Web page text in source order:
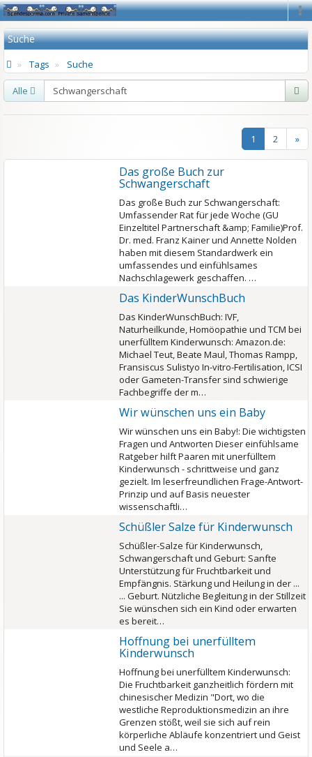
Suche
Tags Suche
Alle
1 2 »
Das große Buch zur
Schwangerschaft
Das große Buch zur Schwangerschaft:
Umfassender Rat für jede Woche (GU
Einzeltitel Partnerschaft &amp; Familie)Prof.
Dr. med. Franz Kainer und Annette Nolden
haben mit diesem Standardwerk ein
umfassendes und einfühlsames
Nachschlagewerk geschaffen. …
Das KinderWunschBuch
Das KinderWunschBuch: IVF,
Naturheilkunde, Homöopathie und TCM bei
unerfülltem Kinderwunsch: Amazon.de:
Michael Teut, Beate Maul, Thomas Rampp,
Fransiscus Sulistyo In-vitro-Fertilisation, ICSI
oder Gameten-Transfer sind schwierige
Fachbegriffe der m…
Wir wünschen uns ein Baby
Wir wünschen uns ein Baby!: Die wichtigsten
Fragen und Antworten Dieser einfühlsame
Ratgeber hilft Paaren mit unerfülltem
Kinderwunsch - schrittweise und ganz
gezielt. Im leserfreundlichen Frage-Antwort-
Prinzip und auf Basis neuester
wissenschaftli…
Schüßler Salze für Kinderwunsch
Schüßler-Salze für Kinderwunsch,
Schwangerschaft und Geburt: Sanfte
Unterstützung für Fruchtbarkeit und
Empfängnis. Stärkung und Heilung in der ...
... Geburt. Nützliche Begleitung in der Stillzeit
Sie wünschen sich ein Kind oder erwarten
es bereit…
Hoffnung bei unerfülltem
Kinderwunsch
Hoffnung bei unerfülltem Kinderwunsch:
Die Fruchtbarkeit ganzheitlich fördern mit
chinesischer Medizin "Dort, wo die
westliche Reproduktionsmedizin an ihre
Grenzen stößt, weil sie sich auf rein
körperliche Abläufe konzentriert und Geist
und Seele a…